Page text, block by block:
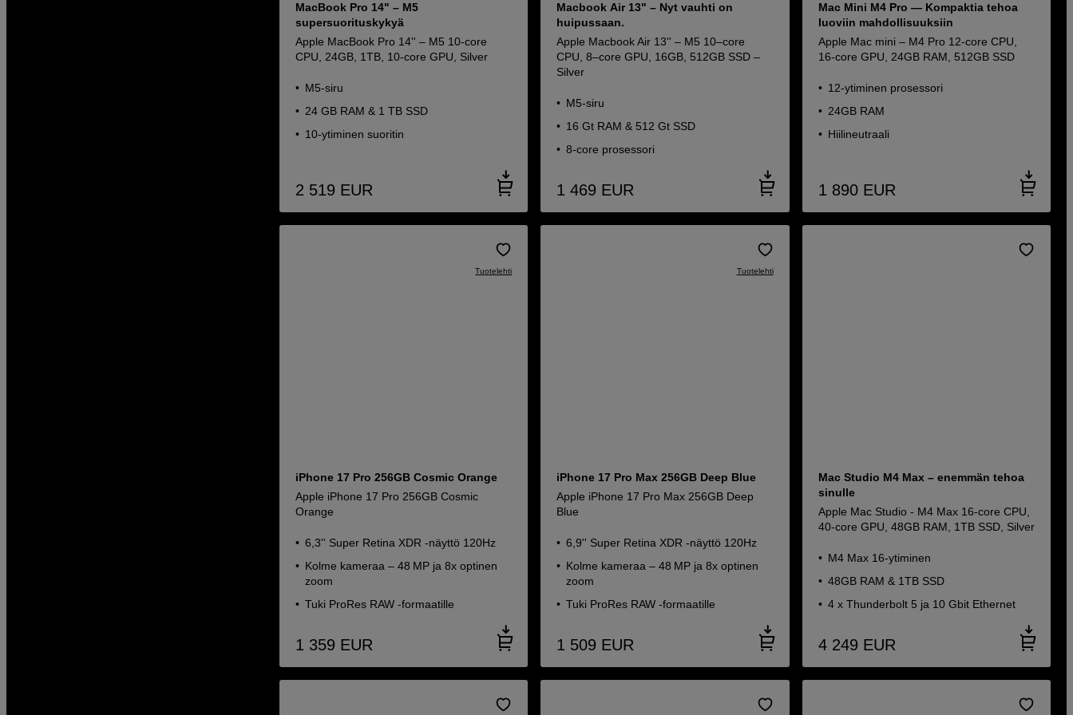
MacBook Pro 14" – M5
supersuorituskykyä
Apple MacBook Pro 14'' – M5 10-core
CPU, 24GB, 1TB, 10-core GPU, Silver
M5-siru
24 GB RAM & 1 TB SSD
10-ytiminen suoritin
2 519 EUR
Macbook Air 13" – Nyt vauhti on
huipussaan.
Apple Macbook Air 13'' – M5 10–core
CPU, 8–core GPU, 16GB, 512GB SSD –
Silver
M5-siru
16 Gt RAM & 512 Gt SSD
8-core prosessori
1 469 EUR
Mac Mini M4 Pro — Kompaktia tehoa
luoviin mahdollisuuksiin
Apple Mac mini – M4 Pro 12-core CPU,
16-core GPU, 24GB RAM, 512GB SSD
12-ytiminen prosessori
24GB RAM
Hiilineutraali
1 890 EUR
Tuotelehti
iPhone 17 Pro 256GB Cosmic Orange
Apple iPhone 17 Pro 256GB Cosmic
Orange
6,3'' Super Retina XDR -näyttö 120Hz
Kolme kameraa – 48 MP ja 8x optinen
zoom
Tuki ProRes RAW -formaatille
1 359 EUR
Tuotelehti
iPhone 17 Pro Max 256GB Deep Blue
Apple iPhone 17 Pro Max 256GB Deep
Blue
6,9'' Super Retina XDR -näyttö 120Hz
Kolme kameraa – 48 MP ja 8x optinen
zoom
Tuki ProRes RAW -formaatille
1 509 EUR
Mac Studio M4 Max – enemmän tehoa
sinulle
Apple Mac Studio - M4 Max 16‑core CPU,
40-core GPU, 48GB RAM, 1TB SSD, Silver
M4 Max 16‑ytiminen
48GB RAM & 1TB SSD
4 x Thunderbolt 5 ja 10 Gbit Ethernet
4 249 EUR